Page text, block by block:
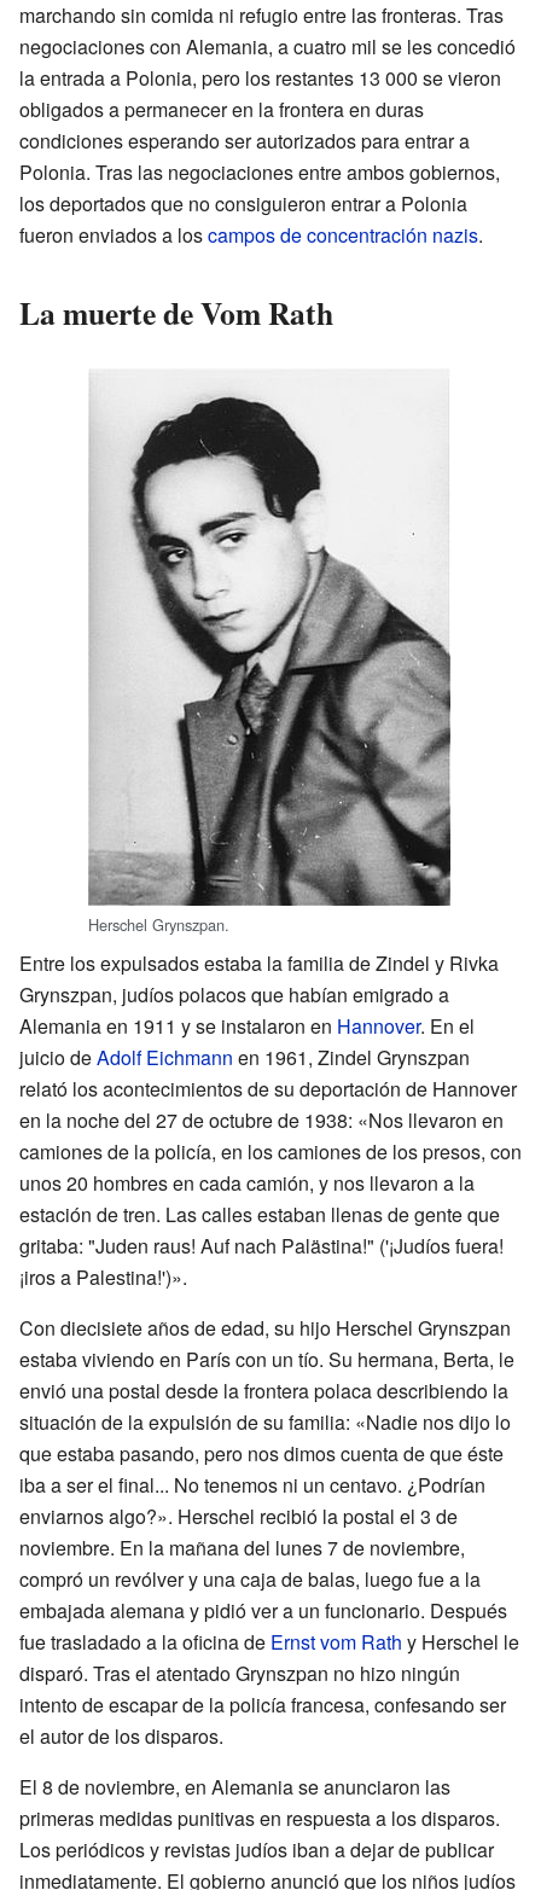
marchando sin comida ni refugio entre las fronteras. Tras
negociaciones con Alemania, a cuatro mil se les concedió
la entrada a Polonia, pero los restantes 13 000 se vieron
obligados a permanecer en la frontera en duras
condiciones esperando ser autorizados para entrar a
Polonia. Tras las negociaciones entre ambos gobiernos,
los deportados que no consiguieron entrar a Polonia
fueron enviados a loscampos de concentración nazis.
La muerte de Vom Rath
Herschel Grynszpan.
Entre los expulsados estaba la familia de Zindel y Rivka
Grynszpan, judíos polacos que habían emigrado a
Alemania en 1911 y se instalaron en Hannover. En el
juicio deAdolf Eichmann en 1961, Zindel Grynszpan
relató los acontecimientos de su deportación de Hannover
en la noche del 27 de octubre de 1938: «Nos llevaron en
camiones de la policía, en los camiones de los presos, con
unos 20 hombres en cada camión, y nos llevaron a la
estación de tren. Las calles estaban llenas de gente que
gritaba: "Juden raus! Auf nach Palästina!" ('¡Judíos fuera!
¡iros a Palestina!')».
Con diecisiete años de edad, su hijo Herschel Grynszpan
estaba viviendo en París con un tío. Su hermana, Berta, le
envió una postal desde la frontera polaca describiendo la
situación de la expulsión de su familia: «Nadie nos dijo lo
que estaba pasando, pero nos dimos cuenta de que éste
iba a ser el final... No tenemos ni un centavo. ¿Podrían
enviarnos algo?». Herschel recibió la postal el 3 de
noviembre. En la mañana del lunes 7 de noviembre,
compró un revólver y una caja de balas, luego fue a la
embajada alemana y pidió ver a un funcionario. Después
fue trasladado a la oficina de Ernst vom Rath y Herschel le
disparó. Tras el atentado Grynszpan no hizo ningún
intento de escapar de la policía francesa, confesando ser
el autor de los disparos.
El 8 de noviembre, en Alemania se anunciaron las
primeras medidas punitivas en respuesta a los disparos.
Los periódicos y revistas judíos iban a dejar de publicar
inmediatamente. El gobierno anunció que los niños judíos